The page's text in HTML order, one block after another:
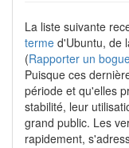
La liste suivante
terme d'Ubuntu, de
(Rapporter un
Puisque ces
période et qu'elles
stabilité, leur
grand public. Les
rapidement,